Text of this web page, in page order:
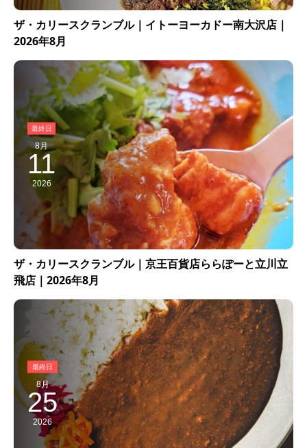
ザ・カリースクランブル｜イトーヨーカドー南大沢店｜
2026年8月
8月
11
2026
ザ・カリースクランブル｜京王百貨店ららぽーと立川立
飛店｜2026年8月
8月
25
2026